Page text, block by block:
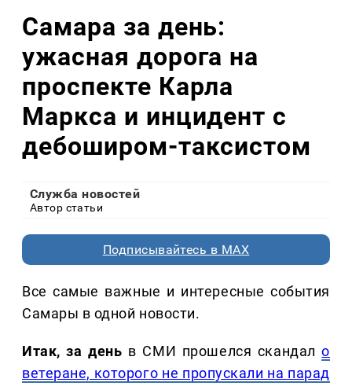
Самара за день:
ужасная дорога на
проспекте Карла
Маркса и инцидент с
дебоширом-таксистом
Служба новостей
Автор статьи
Подписывайтесь в MAX
Все самые важные и интересные события
Самары в одной новости.
Итак, за день в СМИ прошелся скандало
ветеране, которого не пропускали на парад